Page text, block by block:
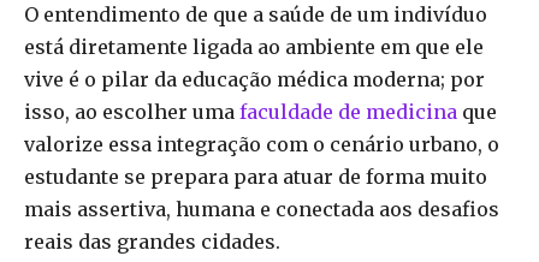
O entendimento de que a saúde de um indivíduo
está diretamente ligada ao ambiente em que ele
vive é o pilar da educação médica moderna; por
isso, ao escolher uma faculdade de medicina que
valorize essa integração com o cenário urbano, o
estudante se prepara para atuar de forma muito
mais assertiva, humana e conectada aos desafios
reais das grandes cidades.